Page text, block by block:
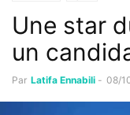
Une star
un
Par Latifa Ennabili - 08/